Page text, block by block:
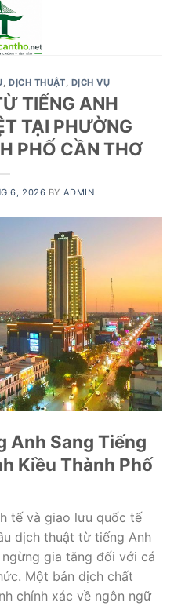
, DỊCH THUẬT, DỊCH VỤ
TIẾNG ANH
TẠI PHƯỜNG
PHỐ CẦN THƠ
6, 2026 BY ADMIN
Anh Sang Tiếng
Kiều Thành Phố
tế và giao lưu quốc tế
dịch thuật từ tiếng Anh
gia tăng đối với cá
Một bản dịch chất
chính xác về ngôn ngữ